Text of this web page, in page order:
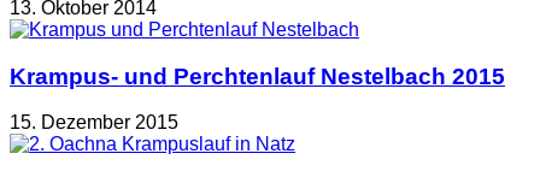
13. Oktober 2014
Krampus- und Perchtenlauf Nestelbach 2015
15. Dezember 2015